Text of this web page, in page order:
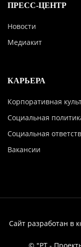
ПРЕСС-ЦЕНТР
Новости
Медиакит
КАРЬЕРА
Корпоративная
Социальная
Социальная
Вакансии
Сайт разработан в
© "РТ -